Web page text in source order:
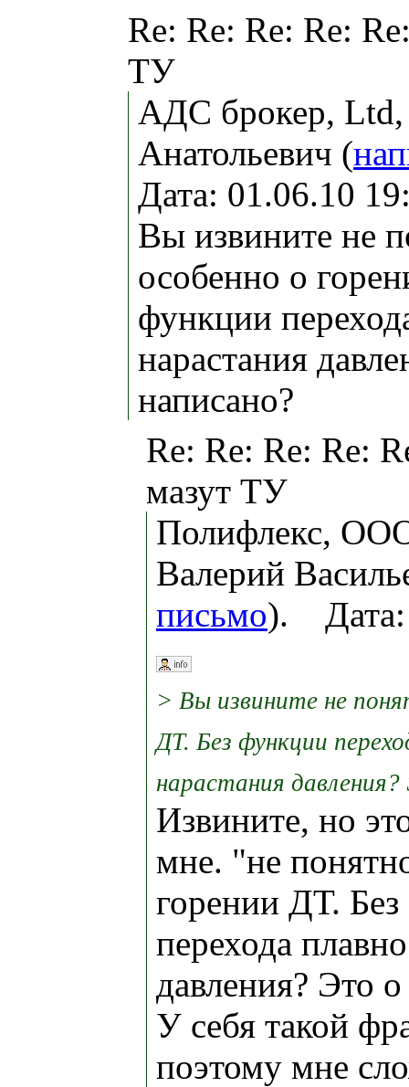
Re: Re: Re: Re:
ТУ
АДС брокер,
Анатольевич (
Дата: 01.06.10
Вы извините не
особенно о
функции
нарастания
написано?
Re: Re: Re: Re:
мазут ТУ
Полифлекс,
Валерий
письмо). Дата:
> Вы извините не
ДТ. Без функции
нарастания
Извините, но
мне. "не
горении ДТ.
перехода
давления? Это
У себя такой
поэтому мне